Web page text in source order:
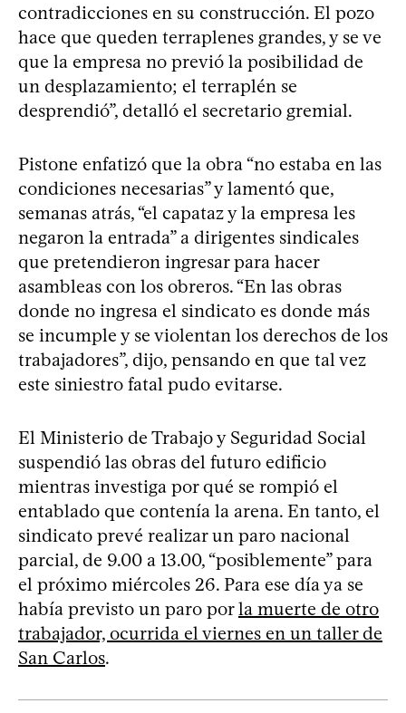
contradicciones en su construcción. El pozo
hace que queden terraplenes grandes, y se ve
que la empresa no previó la posibilidad de
un desplazamiento; el terraplén se
desprendió”, detalló el secretario gremial.
Pistone enfatizó que la obra “no estaba en las
condiciones necesarias” y lamentó que,
semanas atrás, “el capataz y la empresa les
negaron la entrada” a dirigentes sindicales
que pretendieron ingresar para hacer
asambleas con los obreros. “En las obras
donde no ingresa el sindicato es donde más
se incumple y se violentan los derechos de los
trabajadores”, dijo, pensando en que tal vez
este siniestro fatal pudo evitarse.
El Ministerio de Trabajo y Seguridad Social
suspendió las obras del futuro edificio
mientras investiga por qué se rompió el
entablado que contenía la arena. En tanto, el
sindicato prevé realizar un paro nacional
parcial, de 9.00 a 13.00, “posiblemente” para
el próximo miércoles 26. Para ese día ya se
había previsto un paro porla muerte de otro
trabajador, ocurrida el viernes en un taller de
San Carlos.